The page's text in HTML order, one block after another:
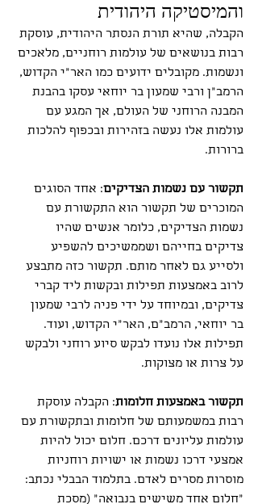
והמיסטיקה היהודית
הקבלה, שהיא תורת הנסתר היהודית, עוסקת
רבות בנושאים של עולמות רוחניים, מלאכים
ונשמות. מקובלים ידועים כמו האר"י הקדוש,
הרמב"ן ורבי שמעון בר יוחאי עסקו בהבנת
המבנה הרוחני של העולם, אך המגע עם
עולמות אלו נעשה בזהירות ובכפוף להלכות
ברורות.
תקשור עם נשמות הצדיקים: אחד הסוגים
המוכרים של תקשור הוא התקשורת עם
נשמות הצדיקים, כלומר אנשים שהיו
צדיקים בחייהם ושממשיכים להשפיע
ולסייע גם לאחר מותם. תקשור כזה מתבצע
לרוב באמצעות תפילות ובקשות ליד קברי
צדיקים, ובמיוחד על ידי פניה לרבי שמעון
בר יוחאי, הרמב"ם, האר"י הקדוש, ועוד.
תפילות אלו נועדו לבקש סיוע רוחני ולבקש
על צרות או מצוקות.
תקשור באמצעות חלומות: הקבלה עוסקת
רבות במשמעותם של חלומות ובתקשורת עם
עולמות עליונים דרכם. חלום יכול להיות
אמצעי דרכו נשמות או ישויות רוחניות
מוסרות מסרים לאדם. בתלמוד הבבלי נכתב:
"חלום אחד משישים בנבואה" (מסכת